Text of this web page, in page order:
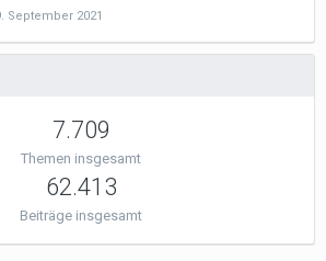
September 2021
7.709
Themen insgesamt
62.413
Beiträge insgesamt